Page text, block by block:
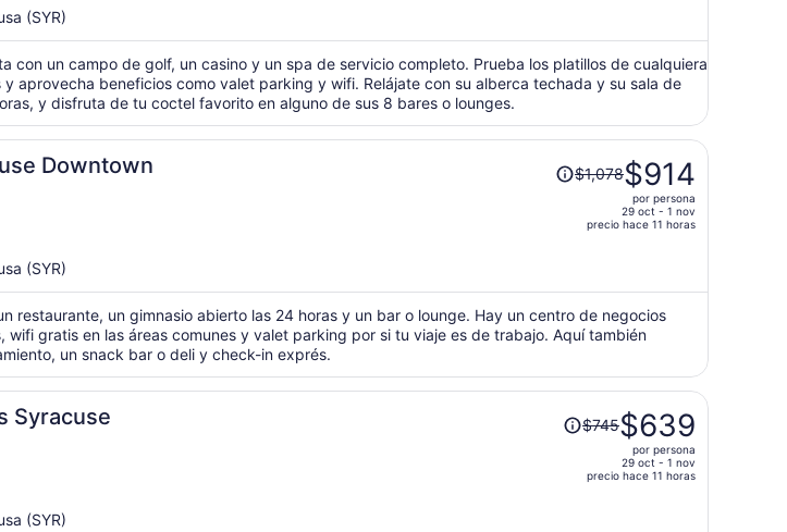
ahora
es
de
por
(SYR)
con un campo de golf, un casino y un spa de servicio completo. Prueba los platillos de cualquiera
aprovecha beneficios como valet parking y wifi. Relájate con su alberca techada y su sala de
y disfruta de tu coctel favorito en alguno de sus 8 bares o lounges.
Downtown
El
precio
ahora
es
de
por
$1,078$914
por persona
29 oct - 1 nov
precio hace 11 horas
(SYR)
restaurante, un gimnasio abierto las 24 horas y un bar o lounge. Hay un centro de negocios
wifi gratis en las áreas comunes y valet parking por si tu viaje es de trabajo. Aquí también
un snack bar o deli y check-in exprés.
Syracuse
El
precio
$745$639
por persona
29 oct - 1 nov
precio hace 11 horas
(SYR)